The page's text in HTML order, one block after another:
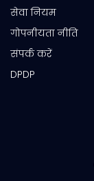
सेवा नियम
गोपनीयता नीति
संपर्क करें
DPDP